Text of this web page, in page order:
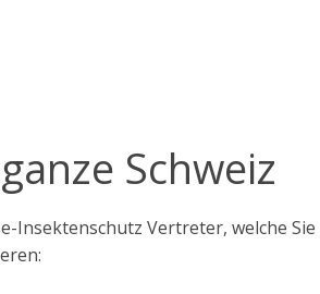
Schweiz
Insektenschutz Vertreter, welche Sie